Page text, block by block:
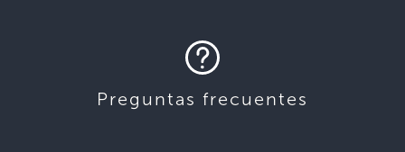
Preguntas frecuentes